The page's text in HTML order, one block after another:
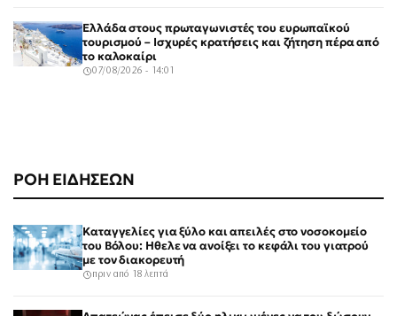
ΡΟΗ ΕΙΔΗΣΕΩΝ
Καταγγελίες για ξύλο και απειλές στο νοσοκομείο
του Βόλου: Ηθελε να ανοίξει το κεφάλι του γιατρού
με τον διακορευτή
πριν από 18 λεπτά
Ελλάδα στους πρωταγωνιστές του ευρωπαϊκού
τουρισμού – Ισχυρές κρατήσεις και ζήτηση πέρα από
το καλοκαίρι
07/08/2026 - 14:01